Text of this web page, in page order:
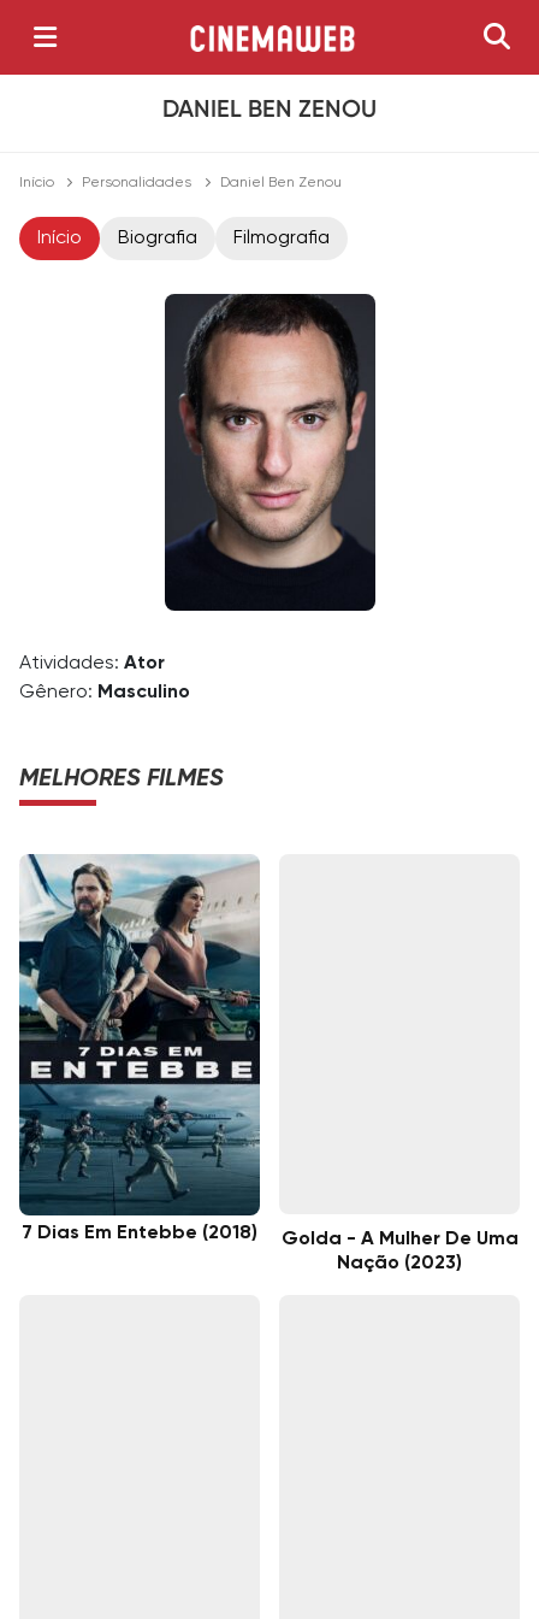
DANIEL BEN ZENOU
Início Personalidades Daniel Ben Zenou
Início Biografia Filmografia
Atividades: Ator
Gênero: Masculino
MELHORES FILMES
7 Dias Em Entebbe (2018)
Golda - A Mulher De Uma
Nação (2023)